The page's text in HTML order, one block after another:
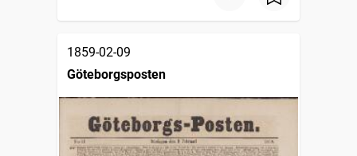
1859-02-09
Göteborgsposten